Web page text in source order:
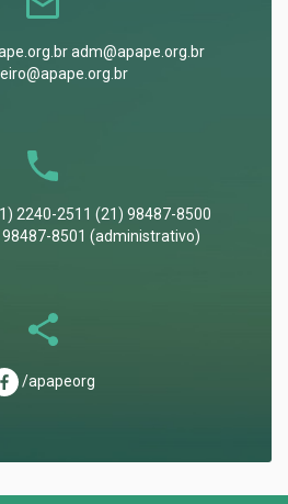
adm@apape.org.br
2240-2511 (21) 98487-8500
8501 (administrativo)
/apapeorg